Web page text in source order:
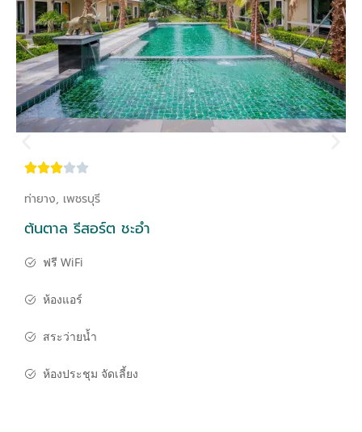
ท่ายาง, เพชรบุรี
ต้นตาล รีสอร์ต ชะอำ
ฟรี WiFi
ห้องแอร์
สระว่ายน้ำ
ห้องประชุม จัดเลี้ยง